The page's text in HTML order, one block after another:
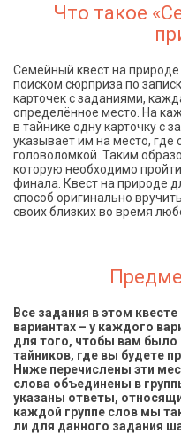
Что такое
Семейный квест на
поиском сюрприза по
карточек с заданиями,
определённое место. На
в тайнике одну карточку с
указывает им на место, где
головоломкой. Таким
которую необходимо
финала. Квест на природе
способ оригинально
своих близких во время
Все задания в этом
вариантах – у каждого
для того, чтобы вам
тайников, где вы будете
Ниже перечислены эти
слова объединены в
указаны ответы,
каждой группе слов мы
ли для данного задания